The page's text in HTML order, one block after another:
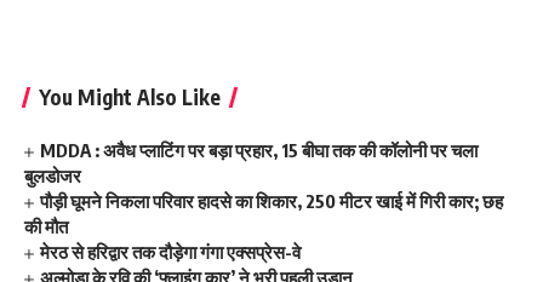
You Might Also Like
MDDA : अवैध प्लाटिंग पर बड़ा प्रहार, 15 बीघा तक की कॉलोनी पर चला
बुलडोजर
पौड़ी घूमने निकला परिवार हादसे का शिकार, 250 मीटर खाई में गिरी कार; छह
की मौत
मेरठ से हरिद्वार तक दौड़ेगा गंगा एक्सप्रेस-वे
अल्मोड़ा के रवि की ‘फ्लाइंग कार’ ने भरी पहली उड़ान